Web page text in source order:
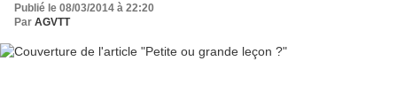
Publié le 08/03/2014 à 22:20
Par AGVTT